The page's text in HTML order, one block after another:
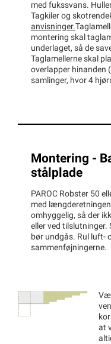
med fukssvans.
Tagkiler og
anvisninger.
montering skal
underlaget, så de
Taglamellerne skal
overlapper hinanden
samlinger, hvor 4
Montering -
stålplade
PAROC Robster 50
med
omhyggelig, så der
eller ved tilslutninger.
bør undgås. Rul luft-
sammenføjningerne.
at